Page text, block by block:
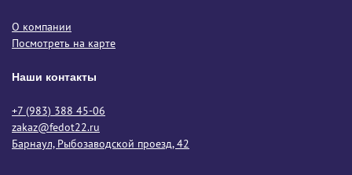
О компании
Посмотреть на карте
Наши контакты
+7 (983) 388 45-06
zakaz@fedot22.ru
Барнаул, Рыбозаводской проезд, 42